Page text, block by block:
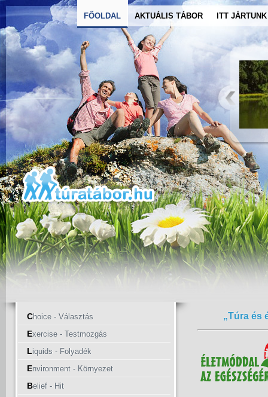
FŐOLDAL AKTUÁLIS TÁBOR ITT JÁRTUNK
Choice - Választás
Exercise - Testmozgás
Liquids - Folyadék
Environment - Környezet
Belief - Hit
„Túra és